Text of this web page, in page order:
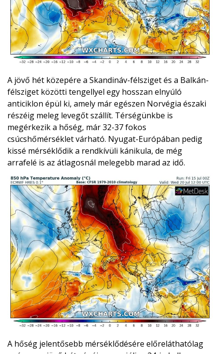
A jövő hét közepére a Skandináv-félsziget és a Balkán-
félsziget közötti tengellyel egy hosszan elnyúló
anticiklon épül ki, amely már egészen Norvégia északi
részéig meleg levegőt szállít. Térségünkbe is
megérkezik a hőség, már 32-37 fokos
csúcshőmérséklet várható. Nyugat-Európában pedig
kissé mérséklődik a rendkívüli kánikula, de még
arrafelé is az átlagosnál melegebb marad az idő.
A hőség jelentősebb mérséklődésére előreláthatólag